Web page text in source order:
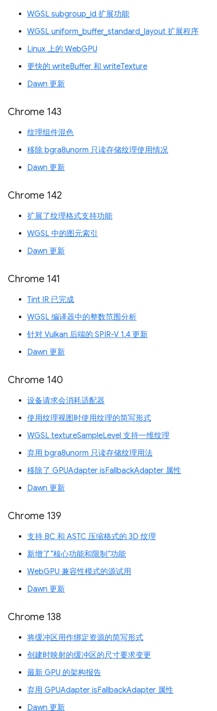
WGSL subgroup_id 扩展功能
WGSL uniform_buffer_standard_layout 扩展程序
Linux 上的 WebGPU
更快的 writeBuffer 和 writeTexture
Dawn 更新
Chrome 143
纹理组件混色
移除 bgra8unorm 只读存储纹理使用情况
Dawn 更新
Chrome 142
扩展了纹理格式支持功能
WGSL 中的图元索引
Dawn 更新
Chrome 141
Tint IR 已完成
WGSL 编译器中的整数范围分析
针对 Vulkan 后端的 SPIR-V 1.4 更新
Dawn 更新
Chrome 140
设备请求会消耗适配器
使用纹理视图时使用纹理的简写形式
WGSL textureSampleLevel 支持一维纹理
弃用 bgra8unorm 只读存储纹理用法
移除了 GPUAdapter isFallbackAdapter 属性
Dawn 更新
Chrome 139
支持 BC 和 ASTC 压缩格式的 3D 纹理
新增了“核心功能和限制”功能
WebGPU 兼容性模式的源试用
Dawn 更新
Chrome 138
将缓冲区用作绑定资源的简写形式
创建时映射的缓冲区的尺寸要求变更
最新 GPU 的架构报告
弃用 GPUAdapter isFallbackAdapter 属性
Dawn 更新